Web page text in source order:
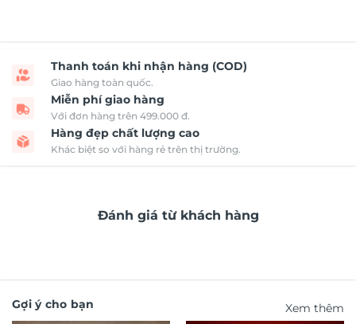
Thanh toán khi nhận hàng (COD)
Giao hàng toàn quốc.
Miễn phí giao hàng
Với đơn hàng trên 499.000 đ.
Hàng đẹp chất lượng cao
Khác biệt so với hàng rẻ trên thị trường.
Đánh giá từ khách hàng
Gợi ý cho bạn Xem thêm